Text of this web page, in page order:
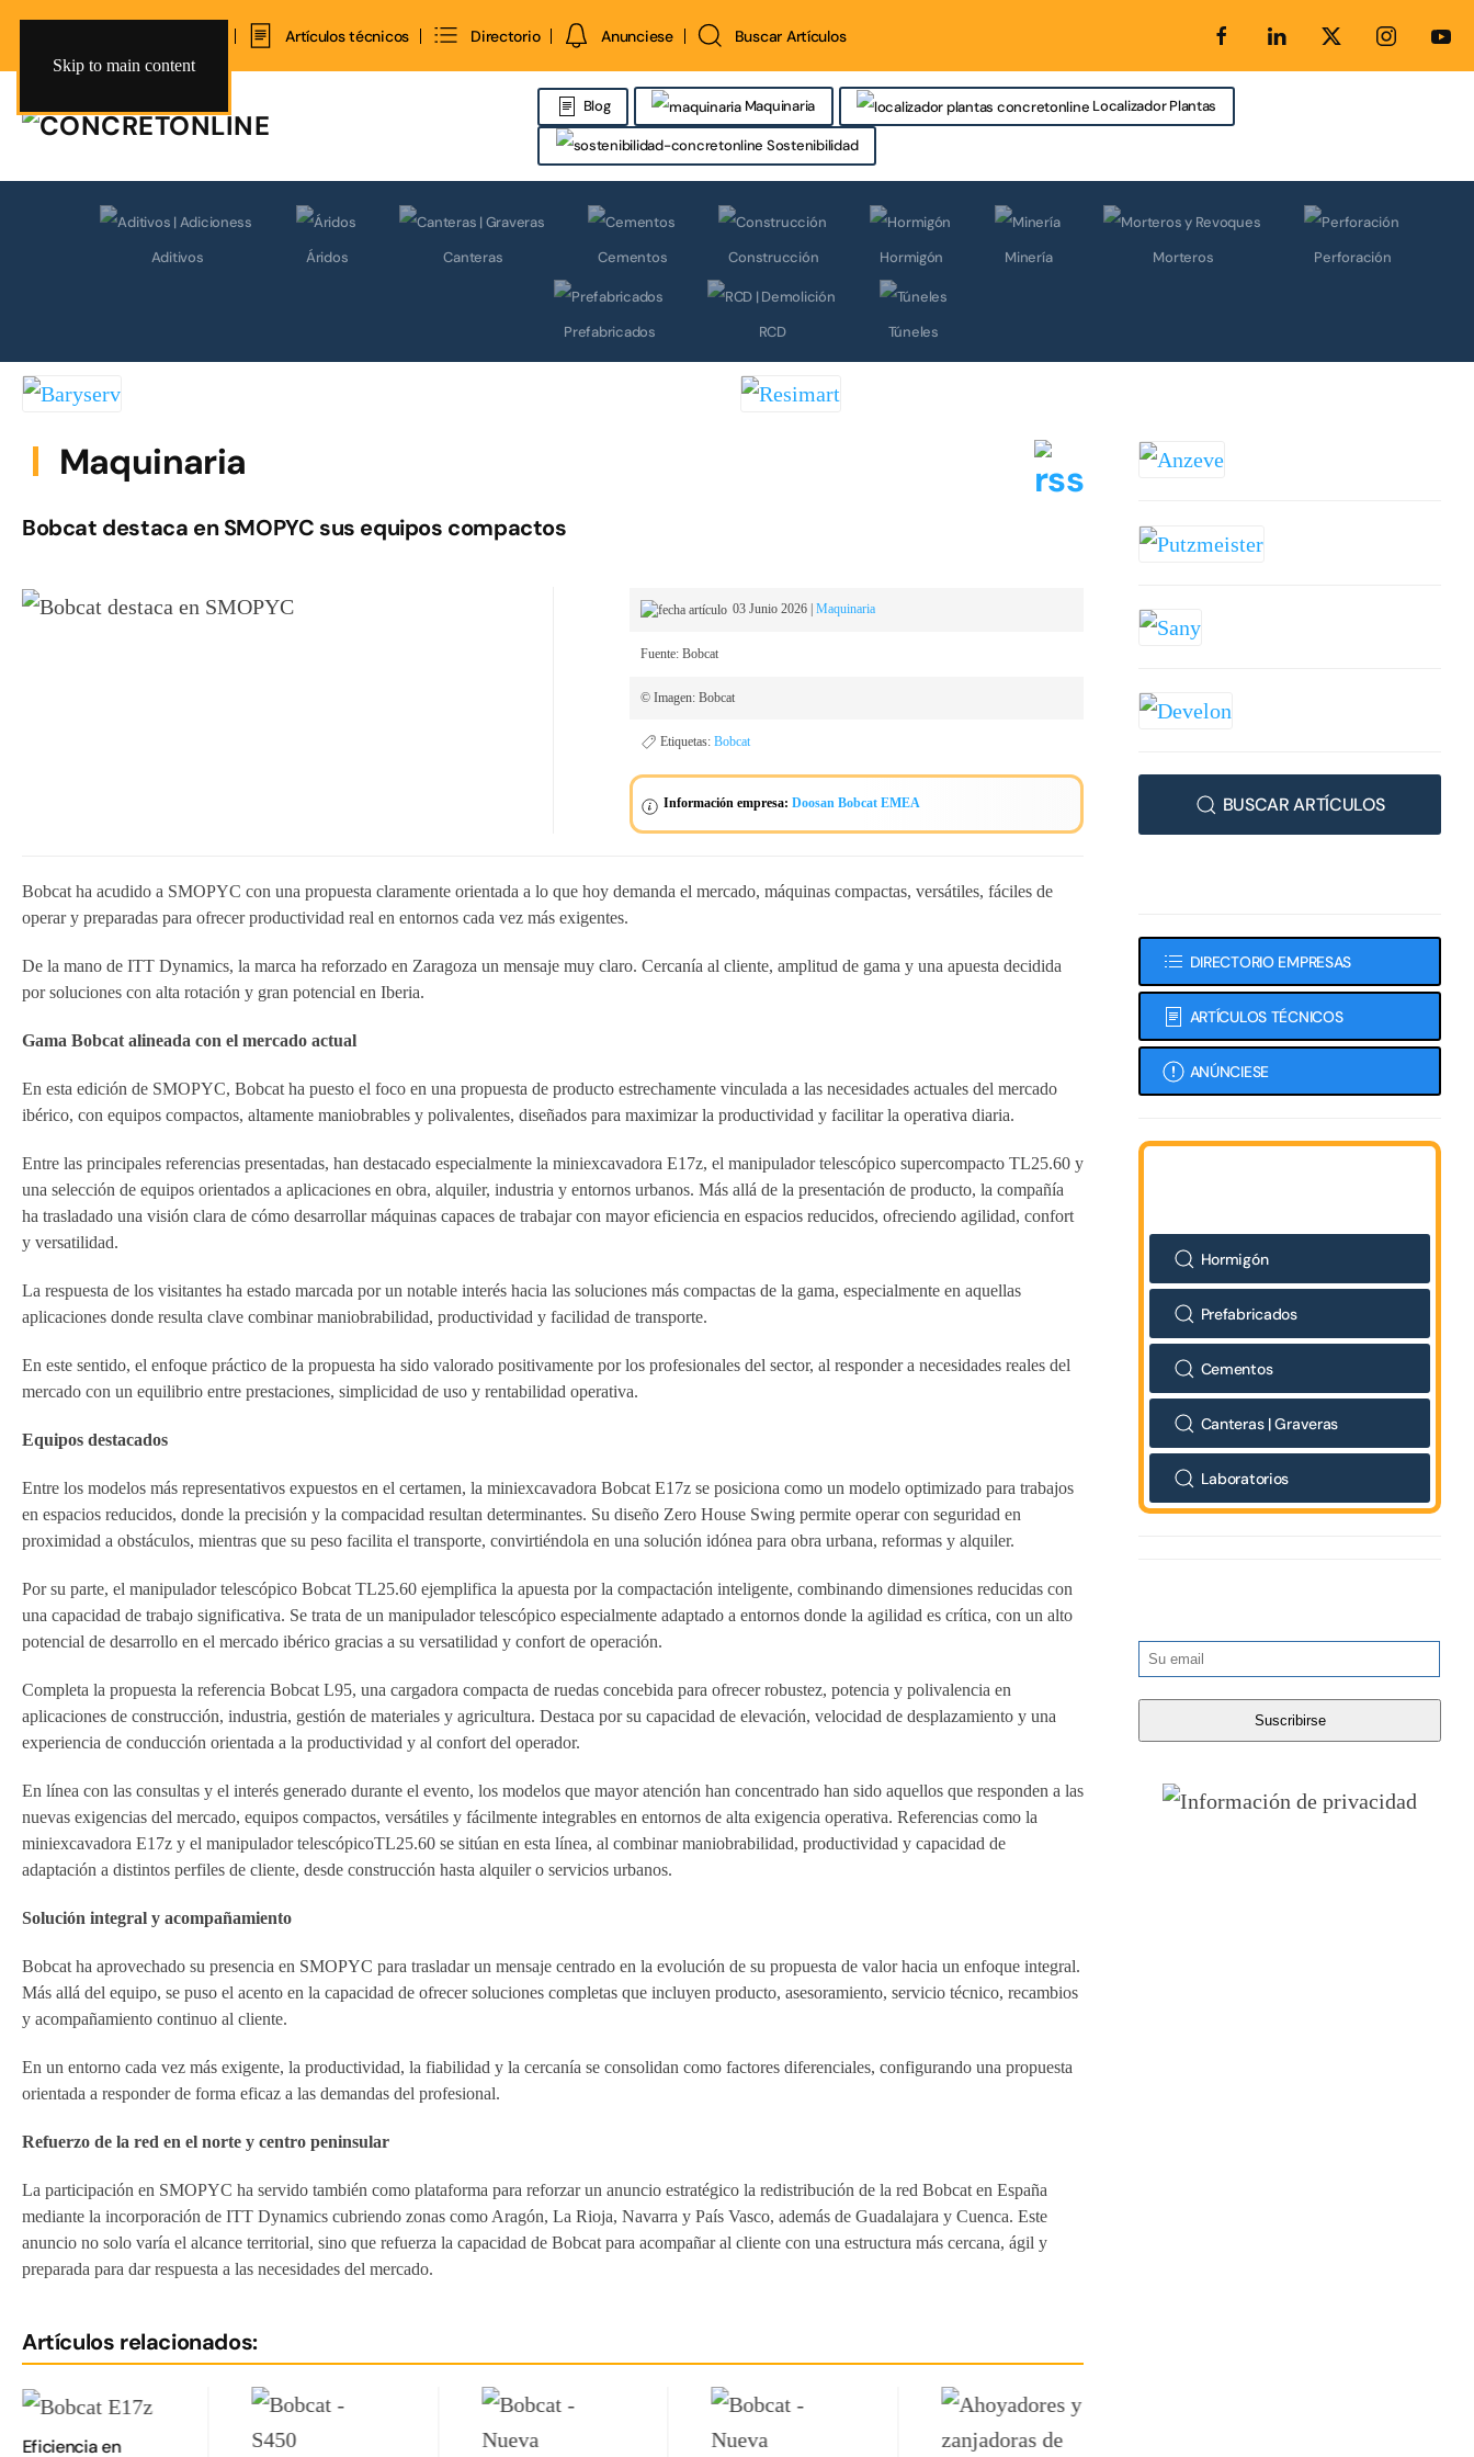
Skip to main content
Artículos técnicos Directorio Anunciese Buscar Artículos
Blog Maquinaria Localizador Plantas
Sostenibilidad
Aditivos Áridos Canteras Cementos Construcción Hormigón Minería Morteros Perforación
Prefabricados RCD Túneles
Maquinaria
Bobcat destaca en SMOPYC sus equipos compactos
03 Junio 2026 | Maquinaria
Fuente: Bobcat
© Imagen: Bobcat
Etiquetas: Bobcat
Información empresa: Doosan Bobcat EMEA
Bobcat ha acudido a SMOPYC con una propuesta claramente orientada a lo que hoy demanda el mercado, máquinas compactas, versátiles, fáciles de
operar y preparadas para ofrecer productividad real en entornos cada vez más exigentes.
De la mano de ITT Dynamics, la marca ha reforzado en Zaragoza un mensaje muy claro. Cercanía al cliente, amplitud de gama y una apuesta decidida
por soluciones con alta rotación y gran potencial en Iberia.
Gama Bobcat alineada con el mercado actual
En esta edición de SMOPYC, Bobcat ha puesto el foco en una propuesta de producto estrechamente vinculada a las necesidades actuales del mercado
ibérico, con equipos compactos, altamente maniobrables y polivalentes, diseñados para maximizar la productividad y facilitar la operativa diaria.
Entre las principales referencias presentadas, han destacado especialmente la miniexcavadora E17z, el manipulador telescópico supercompacto TL25.60 y
una selección de equipos orientados a aplicaciones en obra, alquiler, industria y entornos urbanos. Más allá de la presentación de producto, la compañía
ha trasladado una visión clara de cómo desarrollar máquinas capaces de trabajar con mayor eficiencia en espacios reducidos, ofreciendo agilidad, confort
y versatilidad.
La respuesta de los visitantes ha estado marcada por un notable interés hacia las soluciones más compactas de la gama, especialmente en aquellas
aplicaciones donde resulta clave combinar maniobrabilidad, productividad y facilidad de transporte.
En este sentido, el enfoque práctico de la propuesta ha sido valorado positivamente por los profesionales del sector, al responder a necesidades reales del
mercado con un equilibrio entre prestaciones, simplicidad de uso y rentabilidad operativa.
Equipos destacados
Entre los modelos más representativos expuestos en el certamen, la miniexcavadora Bobcat E17z se posiciona como un modelo optimizado para trabajos
en espacios reducidos, donde la precisión y la compacidad resultan determinantes. Su diseño Zero House Swing permite operar con seguridad en
proximidad a obstáculos, mientras que su peso facilita el transporte, convirtiéndola en una solución idónea para obra urbana, reformas y alquiler.
Por su parte, el manipulador telescópico Bobcat TL25.60 ejemplifica la apuesta por la compactación inteligente, combinando dimensiones reducidas con
una capacidad de trabajo significativa. Se trata de un manipulador telescópico especialmente adaptado a entornos donde la agilidad es crítica, con un alto
potencial de desarrollo en el mercado ibérico gracias a su versatilidad y confort de operación.
Completa la propuesta la referencia Bobcat L95, una cargadora compacta de ruedas concebida para ofrecer robustez, potencia y polivalencia en
aplicaciones de construcción, industria, gestión de materiales y agricultura. Destaca por su capacidad de elevación, velocidad de desplazamiento y una
experiencia de conducción orientada a la productividad y al confort del operador.
En línea con las consultas y el interés generado durante el evento, los modelos que mayor atención han concentrado han sido aquellos que responden a las
nuevas exigencias del mercado, equipos compactos, versátiles y fácilmente integrables en entornos de alta exigencia operativa. Referencias como la
miniexcavadora E17z y el manipulador telescópicoTL25.60 se sitúan en esta línea, al combinar maniobrabilidad, productividad y capacidad de
adaptación a distintos perfiles de cliente, desde construcción hasta alquiler o servicios urbanos.
Solución integral y acompañamiento
Bobcat ha aprovechado su presencia en SMOPYC para trasladar un mensaje centrado en la evolución de su propuesta de valor hacia un enfoque integral.
Más allá del equipo, se puso el acento en la capacidad de ofrecer soluciones completas que incluyen producto, asesoramiento, servicio técnico, recambios
y acompañamiento continuo al cliente.
En un entorno cada vez más exigente, la productividad, la fiabilidad y la cercanía se consolidan como factores diferenciales, configurando una propuesta
orientada a responder de forma eficaz a las demandas del profesional.
Refuerzo de la red en el norte y centro peninsular
La participación en SMOPYC ha servido también como plataforma para reforzar un anuncio estratégico la redistribución de la red Bobcat en España
mediante la incorporación de ITT Dynamics cubriendo zonas como Aragón, La Rioja, Navarra y País Vasco, además de Guadalajara y Cuenca. Este
anuncio no solo varía el alcance territorial, sino que refuerza la capacidad de Bobcat para acompañar al cliente con una estructura más cercana, ágil y
preparada para dar respuesta a las necesidades del mercado.
Artículos relacionados:
Eficiencia en
BUSCAR ARTÍCULOS
DIRECTORIO EMPRESAS
ARTÍCULOS TÉCNICOS
ANÚNCIESE
Hormigón
Prefabricados
Cementos
Canteras | Graveras
Laboratorios